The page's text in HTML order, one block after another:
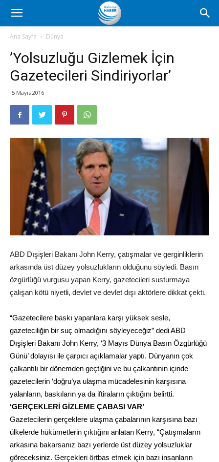
Romanya
Haber
Ana Sayfa Dünya
’Yolsuzluğu Gizlemek İçin
Gazetecileri Sindiriyorlar’
5 Mayıs 2016
ABD Dışişleri Bakanı John Kerry, çatışmalar ve gerginliklerin
arkasında üst düzey yolsuzlukların olduğunu söyledi. Basın
özgürlüğü vurgusu yapan Kerry, gazetecileri susturmaya
çalışan kötü niyetli, devlet ve devlet dışı aktörlere dikkat çekti.
“Gazetecilere baskı yapanlara karşı yüksek sesle,
gazeteciliğin bir suç olmadığını söyleyeceğiz” dedi ABD
Dışişleri Bakanı John Kerry, ‘3 Mayıs Dünya Basın Özgürlüğü
Günü’ dolayısı ile çarpıcı açıklamalar yaptı. Dünyanın çok
çalkantılı bir dönemden geçtiğini ve bu çalkantının içinde
gazetecilerin ‘doğru’ya ulaşma mücadelesinin karşısına
yalanların, baskıların ya da iftiraların çıktığını belirtti.
‘GERÇEKLERİ GİZLEME ÇABASI VAR’
Gazetecilerin gerçeklere ulaşma çabalarının karşısına bazı
ülkelerde hükümetlerin çıktığını anlatan Kerry, “Çatışmaların
arkasına bakarsanız bazı yerlerde üst düzey yolsuzluklar
göreceksiniz. Gerçekleri örtbas etmek için bazı insanların